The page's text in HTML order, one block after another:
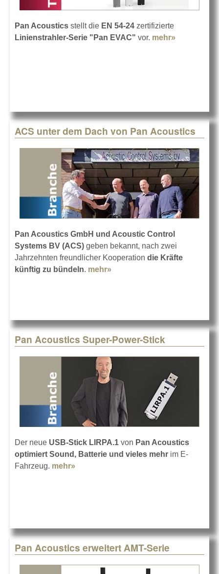
Pan Acoustics stellt die EN 54-24 zertifizierte
Linienstrahler-Serie "Pan EVAC" vor. mehr»
ACS unter dem Dach von Pan Acoustics
Pan Acoustics GmbH und Acoustic Control
Systems BV (ACS) geben bekannt, nach zwei
Jahrzehnten freundlicher Kooperation die Kräfte
künftig zu bündeln. mehr»
Pan Acoustics Super-Power-Stick
Der neue USB-Stick LIRPA.1 von Pan Acoustics
optimiert Sound, Batterie und vieles mehr im E-
Fahrzeug. mehr»
Pan Acoustics erweitert AMT-Serie